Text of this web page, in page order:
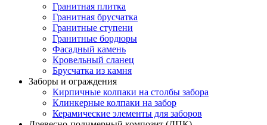
Гранитная плитка
Гранитная брусчатка
Гранитные ступени
Гранитные бордюры
Фасадный камень
Кровельный сланец
Брусчатка из камня
Заборы и ограждения
Кирпичные колпаки на столбы забора
Клинкерные колпаки на забор
Керамические элементы для заборов